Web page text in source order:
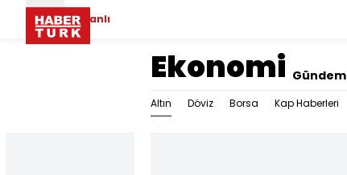
Canlı
Ekonomi Gündem
Altın Döviz Borsa Kap Haberleri